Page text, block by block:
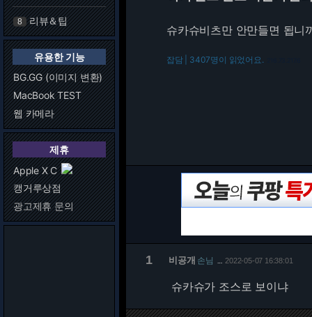
8 리뷰＆팁
유용한 기능
BG.GG (이미지 변환)
MacBook TEST
웹 카메라
제휴
Apple X C
캥거루상점
광고제휴 문의
슈카슈비츠만 안만들면 됩니
잡담 | 3407명이 읽었어요.
1 비공개 손님 2022-05-07 16:38:01
슈카슈가 조스로 보이냐